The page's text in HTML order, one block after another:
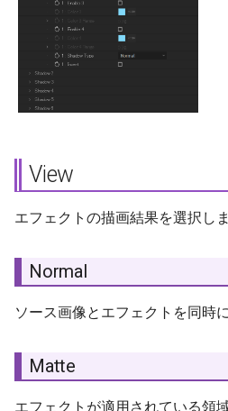
Bias
Enable Local Position
Local Distance
Color 1 〜 4
Shadow Type
View
エフェクトの描画結果を選択しま
Normal
ソース画像とエフェクトを同時
Matte
エフェクトが適用されている領